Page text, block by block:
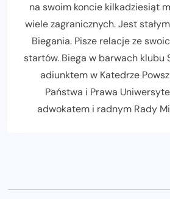
na swoim koncie kilkadziesiąt
wiele zagranicznych. Jest
Biegania. Pisze relacje ze
startów. Biega w barwach klubu
adiunktem w Katedrze
Państwa i Prawa
adwokatem i radnym Rady